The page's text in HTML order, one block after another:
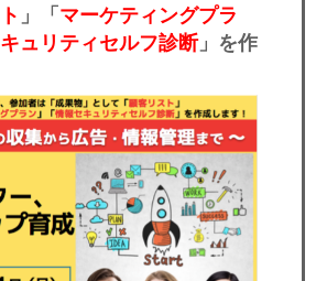
」「 マーケティングプラ
ュリティセルフ診断」を作